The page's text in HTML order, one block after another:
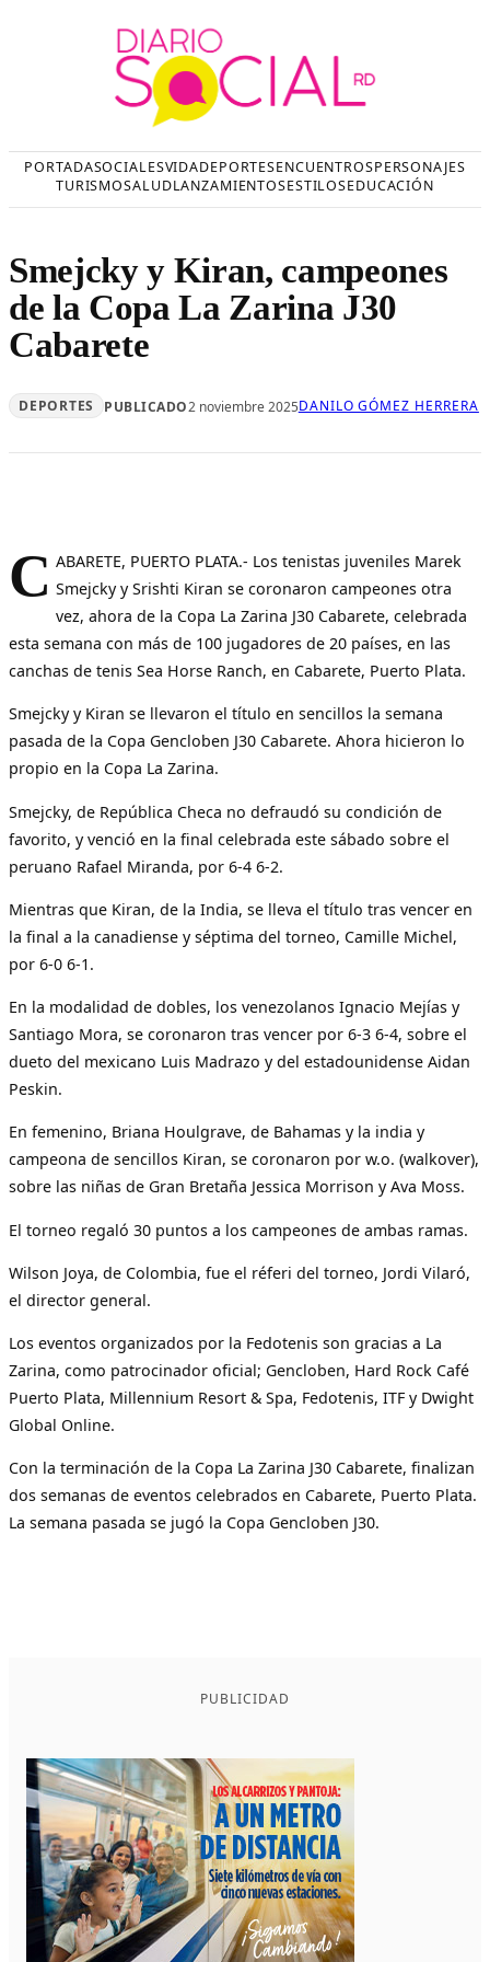
PORTADASOCIALESVIDADEPORTESENCUENTROSPERSONAJES
TURISMOSALUDLANZAMIENTOSESTILOSEDUCACIÓN
Smejcky y Kiran, campeones
de la Copa La Zarina J30
Cabarete
DEPORTES PUBLICADO2 noviembre 2025DANILO GÓMEZ HERRERA
C ABARETE, PUERTO PLATA.- Los tenistas juveniles Marek
Smejcky y Srishti Kiran se coronaron campeones otra
vez, ahora de la Copa La Zarina J30 Cabarete, celebrada
esta semana con más de 100 jugadores de 20 países, en las
canchas de tenis Sea Horse Ranch, en Cabarete, Puerto Plata.
Smejcky y Kiran se llevaron el título en sencillos la semana
pasada de la Copa Gencloben J30 Cabarete. Ahora hicieron lo
propio en la Copa La Zarina.
Smejcky, de República Checa no defraudó su condición de
favorito, y venció en la final celebrada este sábado sobre el
peruano Rafael Miranda, por 6-4 6-2.
Mientras que Kiran, de la India, se lleva el título tras vencer en
la final a la canadiense y séptima del torneo, Camille Michel,
por 6-0 6-1.
En la modalidad de dobles, los venezolanos Ignacio Mejías y
Santiago Mora, se coronaron tras vencer por 6-3 6-4, sobre el
dueto del mexicano Luis Madrazo y del estadounidense Aidan
Peskin.
En femenino, Briana Houlgrave, de Bahamas y la india y
campeona de sencillos Kiran, se coronaron por w.o. (walkover),
sobre las niñas de Gran Bretaña Jessica Morrison y Ava Moss.
El torneo regaló 30 puntos a los campeones de ambas ramas.
Wilson Joya, de Colombia, fue el réferi del torneo, Jordi Vilaró,
el director general.
Los eventos organizados por la Fedotenis son gracias a La
Zarina, como patrocinador oficial; Gencloben, Hard Rock Café
Puerto Plata, Millennium Resort & Spa, Fedotenis, ITF y Dwight
Global Online.
Con la terminación de la Copa La Zarina J30 Cabarete, finalizan
dos semanas de eventos celebrados en Cabarete, Puerto Plata.
La semana pasada se jugó la Copa Gencloben J30.
PUBLICIDAD